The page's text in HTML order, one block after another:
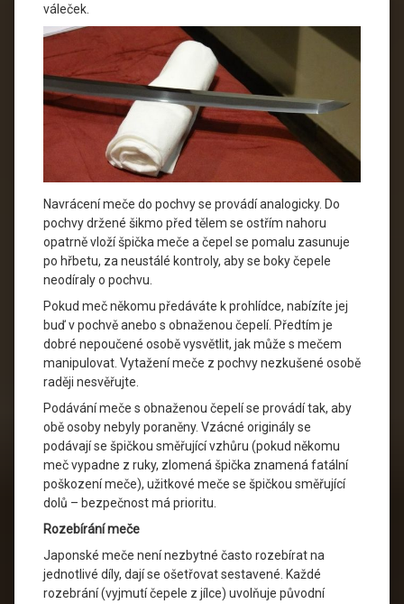
váleček.
Navrácení meče do pochvy se provádí analogicky. Do
pochvy držené šikmo před tělem se ostřím nahoru
opatrně vloží špička meče a čepel se pomalu zasunuje
po hřbetu, za neustálé kontroly, aby se boky čepele
neodíraly o pochvu.
Pokud meč někomu předáváte k prohlídce, nabízíte jej
buď v pochvě anebo s obnaženou čepelí. Předtím je
dobré nepoučené osobě vysvětlit, jak může s mečem
manipulovat. Vytažení meče z pochvy nezkušené osobě
raději nesvěřujte.
Podávání meče s obnaženou čepelí se provádí tak, aby
obě osoby nebyly poraněny. Vzácné originály se
podávají se špičkou směřující vzhůru (pokud někomu
meč vypadne z ruky, zlomená špička znamená fatální
poškození meče), užitkové meče se špičkou směřující
dolů – bezpečnost má prioritu.
Rozebírání meče
Japonské meče není nezbytné často rozebírat na
jednotlivé díly, dají se ošetřovat sestavené. Každé
rozebrání (vyjmutí čepele z jílce) uvolňuje původní